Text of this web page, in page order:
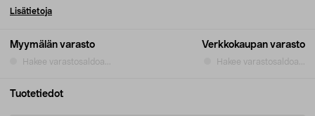
Myymälän varasto
Hakee varastosaldoa...
Verkkokaupan varasto
Hakee varastosaldoa...
Lisätietoja
Tuotetiedot